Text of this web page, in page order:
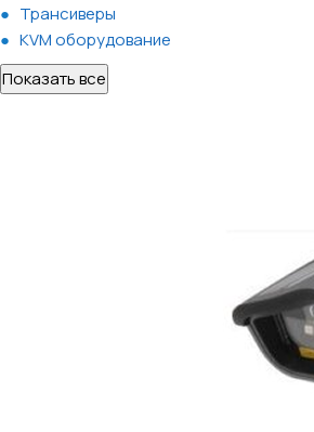
Трансиверы
KVM оборудование
Показать все